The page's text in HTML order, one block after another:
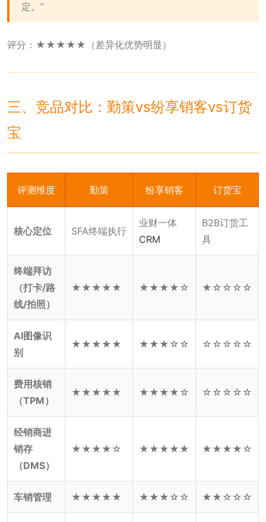
定。”
评分：★★★★★（差异化优势明显）
三、竞品对比：勤策vs纷享销客vs订货
宝
评测维度 勤策 纷享销客 订货宝
核心定位 SFA终端执行
业财一体
CRM
B2B订货工
具
终端拜访
（打卡/路
线/拍照）
★★★★★ ★★★★☆ ★☆☆☆☆
AI图像识
别
★★★★★ ★★★☆☆ ☆☆☆☆☆
费用核销
（TPM）
★★★★★ ★★★★☆ ☆☆☆☆☆
经销商进
销存
（DMS）
★★★★☆ ★★★★★ ★★★★☆
车销管理 ★★★★★ ★★★☆☆ ★★☆☆☆